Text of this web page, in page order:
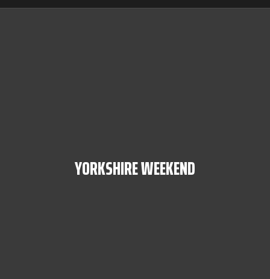
YORKSHIRE WEEKEND